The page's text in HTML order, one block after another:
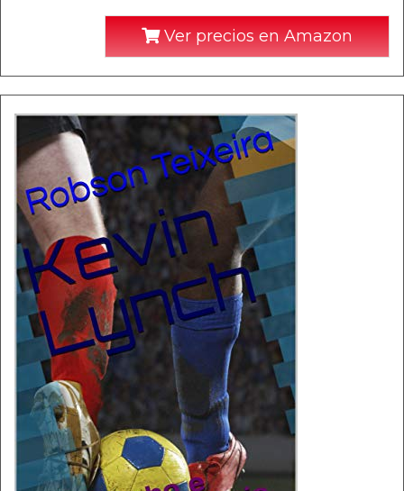
Ver precios en Amazon